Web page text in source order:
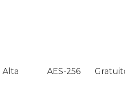
Alta AES-256